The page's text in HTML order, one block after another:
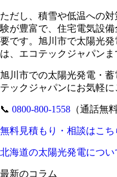
ただし、積雪や低温への
験が豊富で、住宅電気設
要です。旭川市で太陽光
は、エコテックジャパンま
旭川市での太陽光発電・
テックジャパンにお気軽に
📞 0800-800-1558 （通話無料
無料見積もり・相談はこち
北海道の太陽光発電につい
最新のコラム